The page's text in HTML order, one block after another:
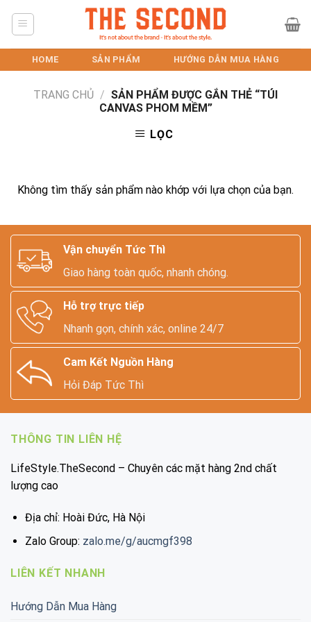
HOME SẢN PHẨM HƯỚNG DẪN MUA HÀNG
TRANG CHỦ / SẢN PHẨM ĐƯỢC GẮN THẺ “TÚI
CANVAS PHOM MỀM”
LỌC
Không tìm thấy sản phẩm nào khớp với lựa chọn của bạn.
Vận chuyển Tức Thì
Giao hàng toàn quốc, nhanh chóng.
Hỗ trợ trực tiếp
Nhanh gọn, chính xác, online 24/7
Cam Kết Nguồn Hàng
Hỏi Đáp Tức Thì
THÔNG TIN LIÊN HỆ
LifeStyle.TheSecond – Chuyên các mặt hàng 2nd chất
lượng cao
Địa chỉ: Hoài Đức, Hà Nội
Zalo Group: zalo.me/g/aucmgf398
LIÊN KẾT NHANH
Hướng Dẫn Mua Hàng